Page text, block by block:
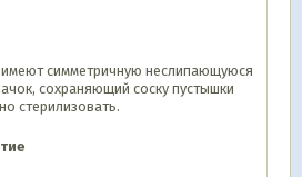
симметричную неслипающуюся
сохраняющий соску пустышки
стерилизовать.